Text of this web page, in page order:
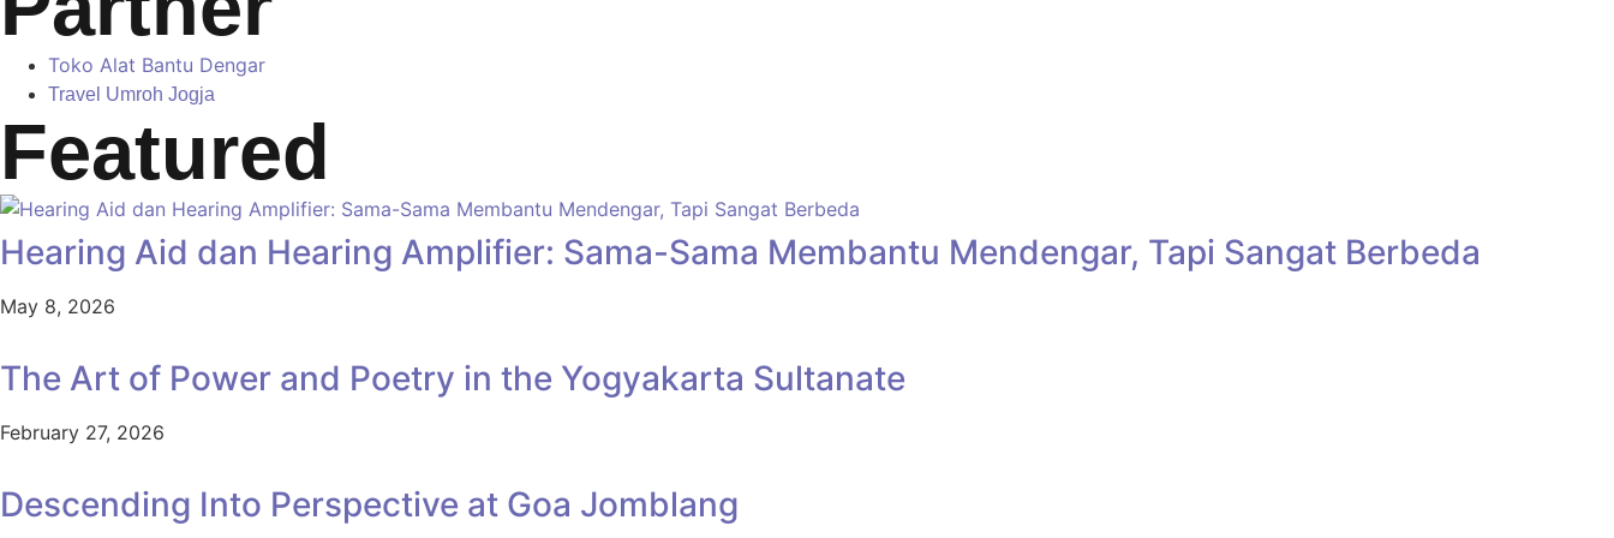
Toko Alat Bantu Dengar
Travel Umroh Jogja
Featured
Hearing Aid dan Hearing Amplifier: Sama-Sama Membantu Mendengar, Tapi Sangat Berbeda
May 8, 2026
The Art of Power and Poetry in the Yogyakarta Sultanate
February 27, 2026
Descending Into Perspective at Goa Jomblang